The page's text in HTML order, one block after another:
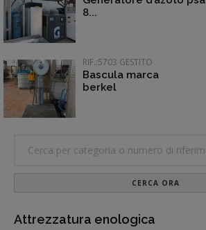
8...
RIF.:5703 GESTITO
Bascula marca
berkel
CERCA ORA
Attrezzatura enologica